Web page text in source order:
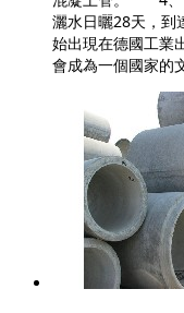
灑水日曬28天，
始出現在德國工業
會成為一個國家的